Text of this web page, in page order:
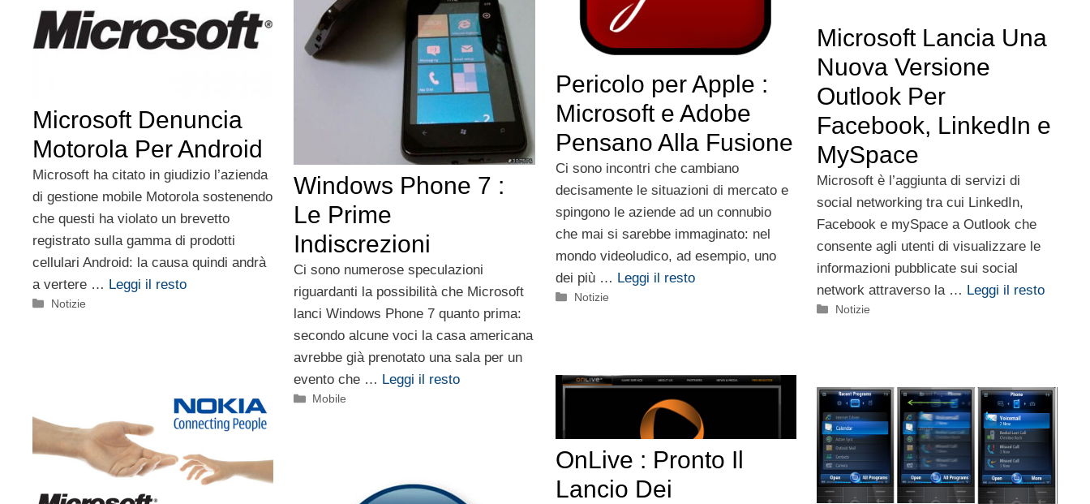
Pericolo per Apple :
Microsoft e Adobe
Pensano Alla Fusione
Ci sono incontri che cambiano
decisamente le situazioni di mercato e
spingono le aziende ad un connubio
che mai si sarebbe immaginato: nel
mondo videoludico, ad esempio, uno
dei più … Leggi il resto
Categorie
Notizie
Microsoft Denuncia
Motorola Per Android
Microsoft ha citato in giudizio l’azienda
di gestione mobile Motorola sostenendo
che questi ha violato un brevetto
registrato sulla gamma di prodotti
cellulari Android: la causa quindi andrà
a vertere … Leggi il resto
Categorie
Notizie
Windows Phone 7 :
Le Prime
Indiscrezioni
Ci sono numerose speculazioni
riguardanti la possibilità che Microsoft
lanci Windows Phone 7 quanto prima:
secondo alcune voci la casa americana
avrebbe già prenotato una sala per un
evento che … Leggi il resto
Categorie
Mobile
Microsoft Lancia Una
Nuova Versione
Outlook Per
Facebook, LinkedIn e
MySpace
Microsoft è l’aggiunta di servizi di
social networking tra cui LinkedIn,
Facebook e mySpace a Outlook che
consente agli utenti di visualizzare le
informazioni pubblicate sui social
network attraverso la … Leggi il resto
Categorie
Notizie
OnLive : Pronto Il
Lancio Dei